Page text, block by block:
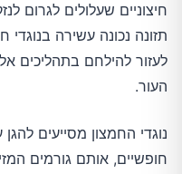
חיצוניים שעלולים לגרום
תזונה נכונה עשירה בנוגדי
לעזור להילחם בתהליכים
העור.
נוגדי החמצון מסייעים
חופשיים, אותם גורמים